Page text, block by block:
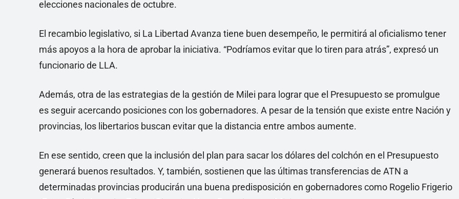
elecciones nacionales de octubre.
El recambio legislativo, si La Libertad Avanza tiene buen desempeño, le permitirá al oficialismo tener
más apoyos a la hora de aprobar la iniciativa. “Podríamos evitar que lo tiren para atrás”, expresó un
funcionario de LLA.
Además, otra de las estrategias de la gestión de Milei para lograr que el Presupuesto se promulgue
es seguir acercando posiciones con los gobernadores. A pesar de la tensión que existe entre Nación y
provincias, los libertarios buscan evitar que la distancia entre ambos aumente.
En ese sentido, creen que la inclusión del plan para sacar los dólares del colchón en el Presupuesto
generará buenos resultados. Y, también, sostienen que las últimas transferencias de ATN a
determinadas provincias producirán una buena predisposición en gobernadores como Rogelio Frigerio